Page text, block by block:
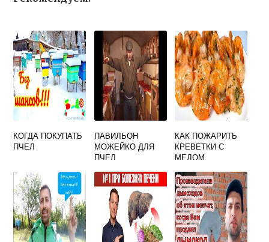
КОГДА ПОКУПАТЬ
ПЧЕЛ
ПАВИЛЬОН
МОЖЕЙКО ДЛЯ
ПЧЕЛ
КАК ПОЖАРИТЬ
КРЕВЕТКИ С
МЕДОМ